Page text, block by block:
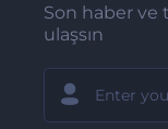
Son haber ve
ulaşsın